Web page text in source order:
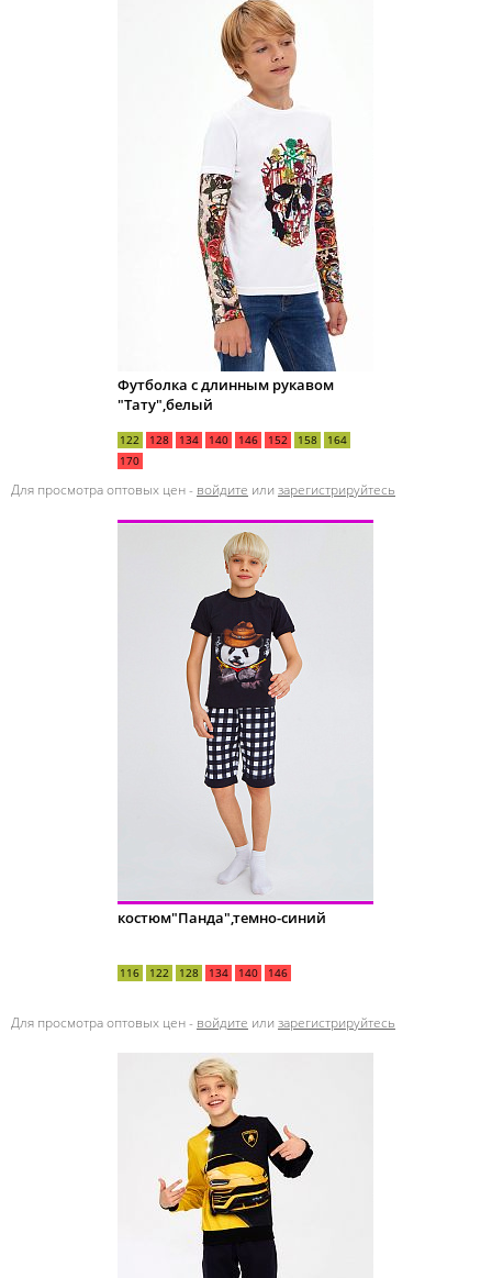
Футболка с длинным рукавом
"Тату",белый
122 128 134 140 146 152 158
164
170
Для просмотра оптовых цен - войдите или зарегистрируйтесь
костюм"Панда",темно-синий
116 122 128 134 140 146
Для просмотра оптовых цен - войдите или зарегистрируйтесь